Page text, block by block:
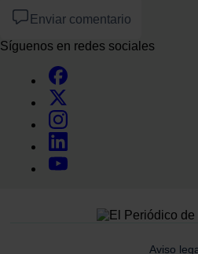
Enviar comentario
Síguenos en redes sociales
Aviso